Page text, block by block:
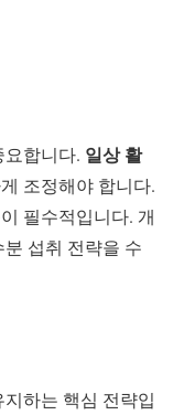
합니다. 일상 활
조정해야 합니다.
이 필수적입니다. 개
섭취 전략을 수
하는 핵심 전략입